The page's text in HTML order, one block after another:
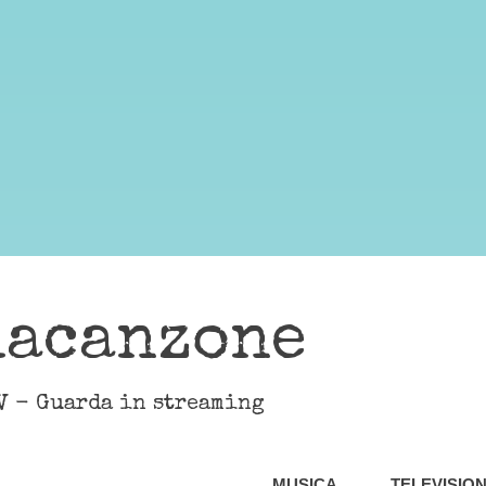
- Guarda in streaming